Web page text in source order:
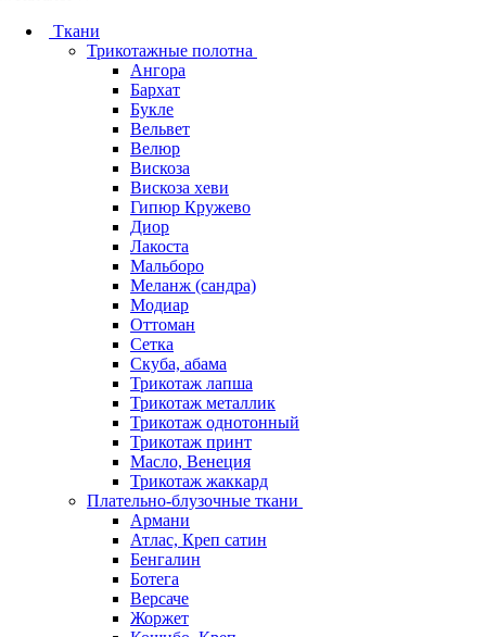
Ткани
Трикотажные полотна
Ангора
Бархат
Букле
Вельвет
Велюр
Вискоза
Вискоза хеви
Гипюр Кружево
Диор
Лакоста
Мальборо
Меланж (сандра)
Модиар
Оттоман
Сетка
Скуба, абама
Трикотаж лапша
Трикотаж металлик
Трикотаж однотонный
Трикотаж принт
Масло, Венеция
Трикотаж жаккард
Плательно-блузочные ткани
Армани
Атлас, Креп сатин
Бенгалин
Ботега
Версаче
Жоржет